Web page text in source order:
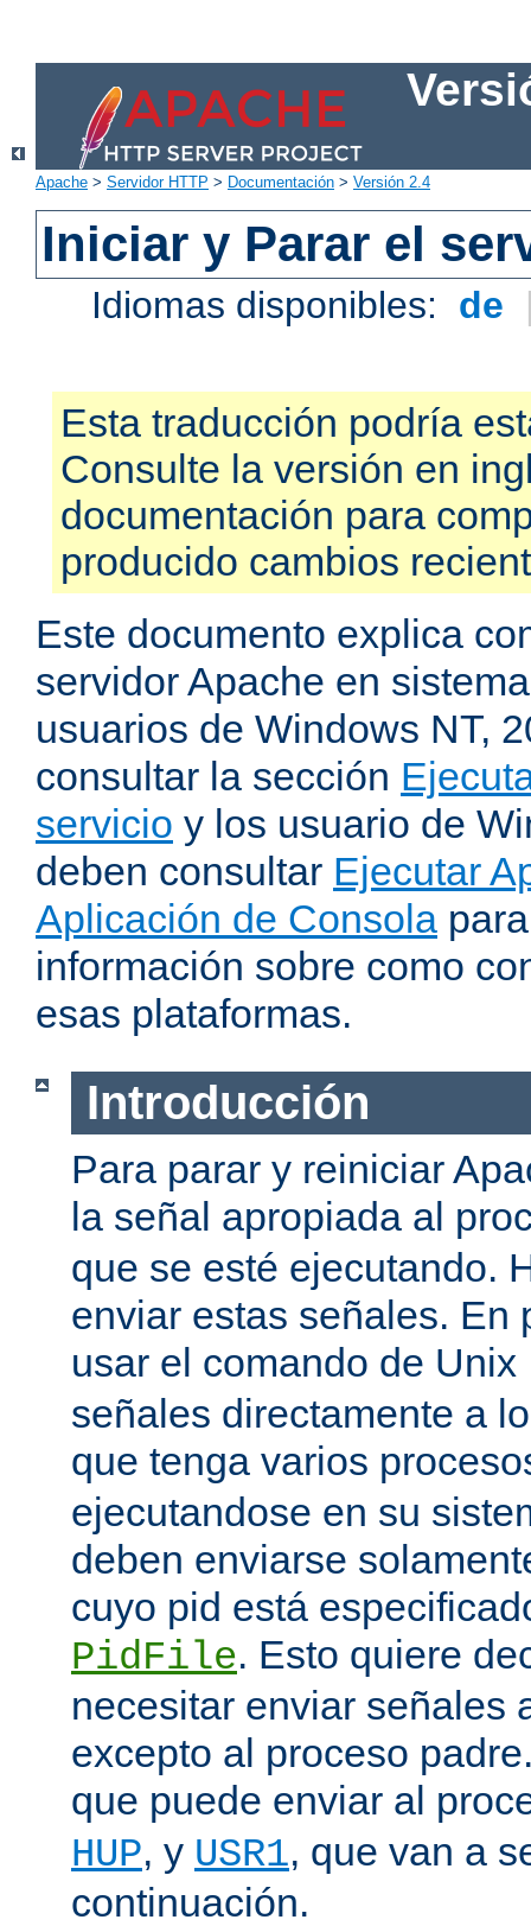
Apache > Servidor HTTP > Documentación > Versión 2.4
Iniciar y Parar el
Idiomas disponibles: de
Esta traducción podría
Consulte la versión en
documentación para
producido cambios
Este documento explica
servidor Apache en
usuarios de Windows NT,
consultar la sección
servicio y los usuario de
deben consultar Ejecutar
Aplicación de Consola
información sobre como
esas plataformas.
Introducción
Para parar y reiniciar
la señal apropiada al
que se esté ejecutando.
enviar estas señales. En
usar el comando de Unix
señales directamente a
que tenga varios
ejecutandose en su
deben enviarse
cuyo pid está
PidFile. Esto quiere
necesitar enviar señales
excepto al proceso
que puede enviar al
HUP, y USR1, que van a
continuación.